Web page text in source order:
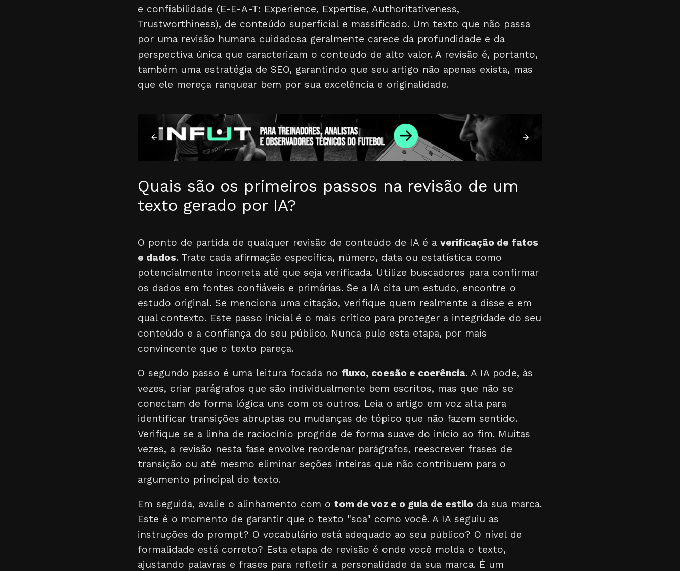
e confiabilidade (E-E-A-T: Experience, Expertise, Authoritativeness,
Trustworthiness), de conteúdo superficial e massificado. Um texto que não passa
por uma revisão humana cuidadosa geralmente carece da profundidade e da
perspectiva única que caracterizam o conteúdo de alto valor. A revisão é, portanto,
também uma estratégia de SEO, garantindo que seu artigo não apenas exista, mas
que ele mereça ranquear bem por sua excelência e originalidade.
Quais são os primeiros passos na revisão de um
texto gerado por IA?
O ponto de partida de qualquer revisão de conteúdo de IA é a verificação de fatos
e dados. Trate cada afirmação específica, número, data ou estatística como
potencialmente incorreta até que seja verificada. Utilize buscadores para confirmar
os dados em fontes confiáveis e primárias. Se a IA cita um estudo, encontre o
estudo original. Se menciona uma citação, verifique quem realmente a disse e em
qual contexto. Este passo inicial é o mais crítico para proteger a integridade do seu
conteúdo e a confiança do seu público. Nunca pule esta etapa, por mais
convincente que o texto pareça.
O segundo passo é uma leitura focada no fluxo, coesão e coerência. A IA pode, às
vezes, criar parágrafos que são individualmente bem escritos, mas que não se
conectam de forma lógica uns com os outros. Leia o artigo em voz alta para
identificar transições abruptas ou mudanças de tópico que não fazem sentido.
Verifique se a linha de raciocínio progride de forma suave do início ao fim. Muitas
vezes, a revisão nesta fase envolve reordenar parágrafos, reescrever frases de
transição ou até mesmo eliminar seções inteiras que não contribuem para o
argumento principal do texto.
Em seguida, avalie o alinhamento com o tom de voz e o guia de estilo da sua marca.
Este é o momento de garantir que o texto "soa" como você. A IA seguiu as
instruções do prompt? O vocabulário está adequado ao seu público? O nível de
formalidade está correto? Esta etapa de revisão é onde você molda o texto,
ajustando palavras e frases para refletir a personalidade da sua marca. É um